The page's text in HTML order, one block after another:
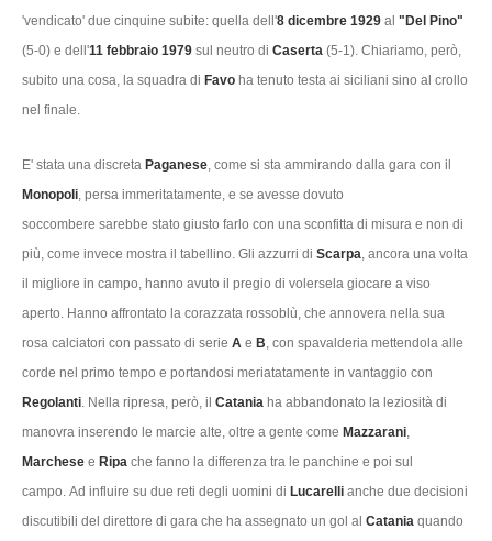
'vendicato' due cinquine subite: quella dell'8 dicembre 1929 al "Del Pino"
(5-0) e dell'11 febbraio 1979 sul neutro di Caserta (5-1). Chiariamo, però,
subito una cosa, la squadra di Favo ha tenuto testa ai siciliani sino al crollo
nel finale.
E' stata una discreta Paganese , come si sta ammirando dalla gara con il
Monopoli persa immeritatamente, e se avesse dovuto
soccombere sarebbe stato giusto farlo con una sconfitta di misura e non di
più, come invece mostra il tabellino. Gli azzurri di Scarpa , ancora una volta
il migliore in campo, hanno avuto il pregio di volersela giocare a viso
aperto. Hanno affrontato la corazzata rossoblù, che annovera nella sua
rosa calciatori con passato di serie A e B , con spavalderia mettendola alle
corde nel primo tempo e portandosi meriatatamente in vantaggio con
Regolanti . Nella ripresa, però, il Catania ha abbandonato la leziosità di
manovra inserendo le marcie alte, oltre a gente come Mazzarani
Marchese e Ripa che fanno la differenza tra le panchine e poi sul
campo. Ad influire su due reti degli uomini di Lucarelli anche due decisioni
discutibili del direttore di gara che ha assegnato un gol al Catania quando